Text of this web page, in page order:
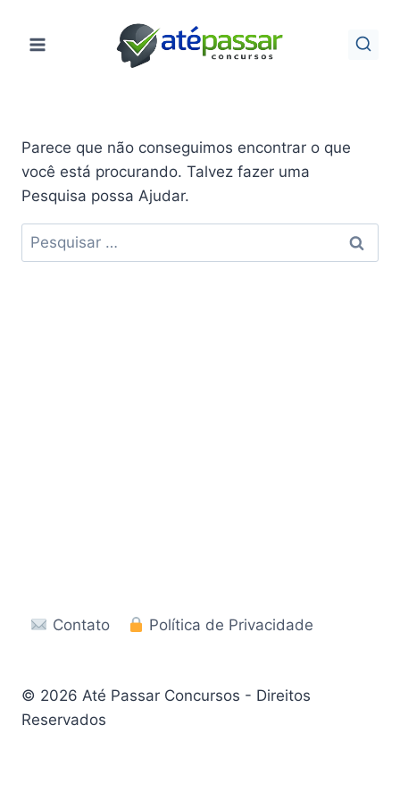
para
Parece que não conseguimos encontrar o que
você está procurando. Talvez fazer uma
Pesquisa possa Ajudar.
Pesquisar
por:
Contato Política de Privacidade
© 2026 Até Passar Concursos - Direitos
Reservados